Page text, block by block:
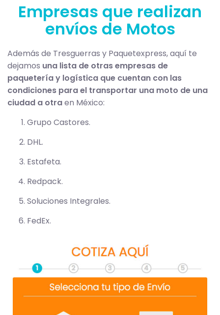
Empresas que realizan
envíos de Motos
Además de Tresguerras y Paquetexpress, aquí te
dejamos una lista de otras empresas de
paquetería y logística que cuentan con las
condiciones para el transportar una moto de una
ciudad a otraen México:
Grupo Castores.
DHL.
Estafeta.
Redpack.
Soluciones Integrales.
FedEx.